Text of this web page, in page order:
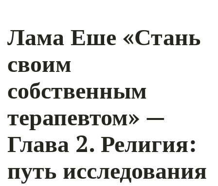
Лама Еше «Стань
своим
собственным
терапевтом» —
Глава 2. Религия:
путь исследования